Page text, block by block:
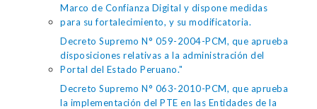
Marco de Confianza Digital y dispone medidas
para su fortalecimiento, y su modificatoria.
Decreto Supremo N° 059-2004-PCM, que aprueba
disposiciones relativas a la administración del
Portal del Estado Peruano."
Decreto Supremo N° 063-2010-PCM, que aprueba
la implementación del PTE en las Entidades de la